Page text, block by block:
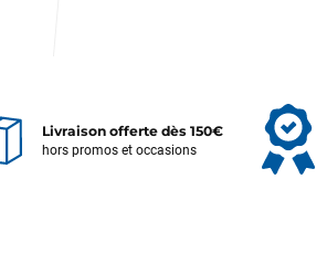
Livraison offerte dès 150€
hors promos et occasions